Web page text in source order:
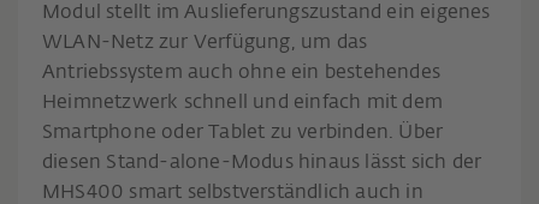
Modul stellt im Auslieferungszustand ein eigenes
WLAN-Netz zur Verfügung, um das
Antriebssystem auch ohne ein bestehendes
Heimnetzwerk schnell und einfach mit dem
Smartphone oder Tablet zu verbinden. Über
diesen Stand-alone-Modus hinaus lässt sich der
MHS400 smart selbstverständlich auch in